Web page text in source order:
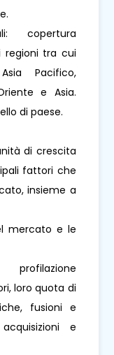
copertura
regioni tra cui
Pacifico,
e Asia.
di paese.
di crescita
fattori che
insieme a
mercato e le
profilazione
loro quota di
fusioni e
e